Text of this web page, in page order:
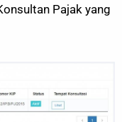
Pajak yang